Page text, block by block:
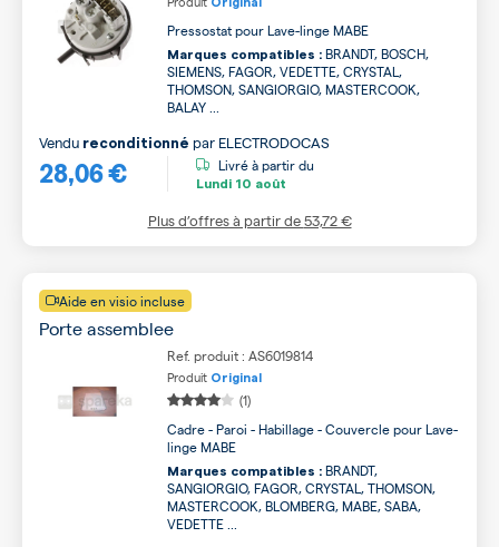
Original
Pressostat pour Lave-linge MABE
Marques compatibles : BRANDT, BOSCH,
SIEMENS, FAGOR, VEDETTE, CRYSTAL,
THOMSON, SANGIORGIO, MASTERCOOK,
BALAY ...
28,06 €
Vendu reconditionné par ELECTRODOCAS
Livré à partir du
Lundi 10 août
Plus d’offres à partir de53,72 €
Aide en visio incluse
Porte assemblee
Ref. produit : AS6019814
Produit Original
(1)
Cadre - Paroi - Habillage - Couvercle pour Lave-
linge MABE
Marques compatibles : BRANDT,
SANGIORGIO, FAGOR, CRYSTAL, THOMSON,
MASTERCOOK, BLOMBERG, MABE, SABA,
VEDETTE ...